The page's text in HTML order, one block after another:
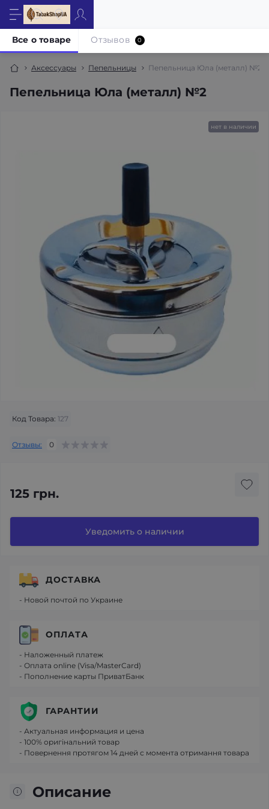
Аксессуары Пепельницы Пепельница Юла (металл) №2
Пепельница Юла (металл) №2
Все о товаре Отзывов 0
нет в наличии
Код Товара: 127
Отзывы: 0
125 грн.
Уведомить о наличии
Описание
ДОСТАВКА
- Новой почтой по Украине
ОПЛАТА
- Наложенный платеж
- Оплата online (Visa/MasterCard)
- Пополнение карты ПриватБанк
ГАРАНТИИ
- Актуальная информация и цена
- 100% оригінальний товар
- Повернення протягом 14 дней с момента отримання товара